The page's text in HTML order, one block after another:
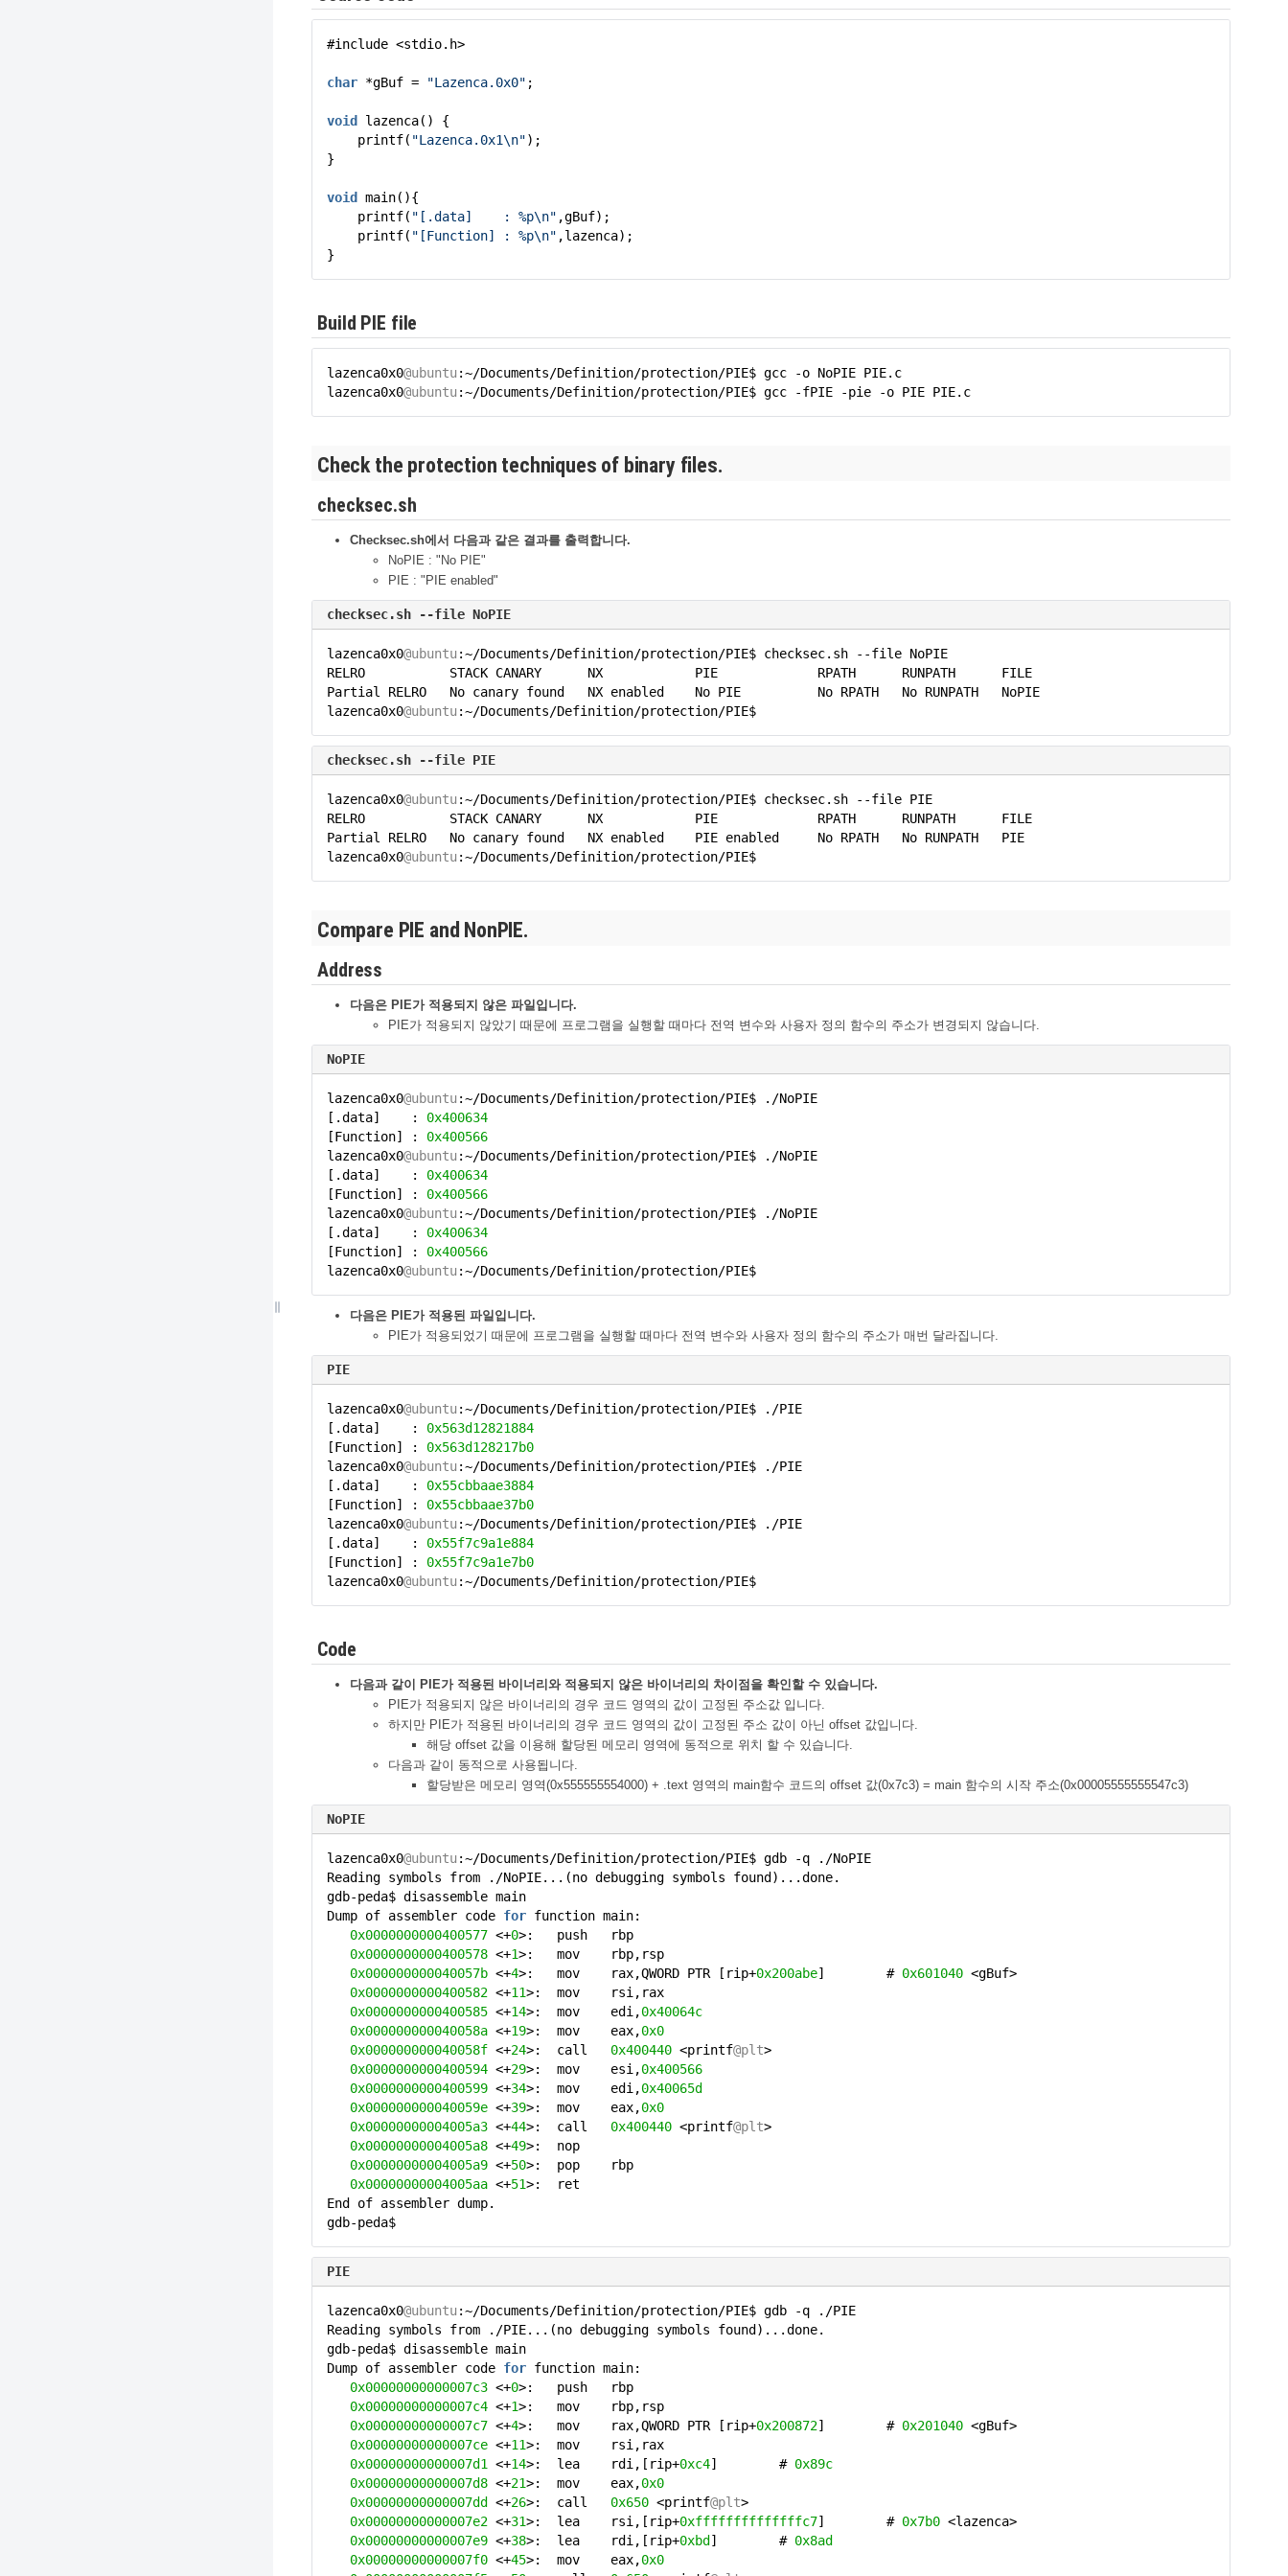
#include <stdio.h>
char *gBuf = "Lazenca.0x0" ;
void
lazenca() {
printf( "Lazenca.0x1\n");
}
void
main(){
printf( "[.data] : %p\n" ,gBuf);
printf( "[Function] : %p\n" ,lazenca);
}
Build PIE file
lazenca0x0@ubuntu:~/Documents/Definition/protection/PIE$ gcc -o NoPIE PIE.c
lazenca0x0@ubuntu:~/Documents/Definition/protection/PIE$ gcc -fPIE -pie -o PIE PIE.c
Check the protection techniques of binary files.
checksec.sh
Checksec.sh에서 다음과 같은 결과를 출력합니다.
NoPIE : "No PIE"
PIE : "PIE enabled"
checksec.sh --file NoPIE
lazenca0x0@ubuntu:~/Documents/Definition/protection/PIE$ checksec.sh --file NoPIE
RELRO STACK CANARY NX PIE RPATH RUNPATH FILE
Partial RELRO No canary found NX enabled No PIE No RPATH No RUNPATH NoPIE
lazenca0x0@ubuntu:~/Documents/Definition/protection/PIE$
checksec.sh --file PIE
lazenca0x0@ubuntu:~/Documents/Definition/protection/PIE$ checksec.sh --file PIE
RELRO STACK CANARY NX PIE RPATH RUNPATH FILE
Partial RELRO No canary found NX enabled PIE enabled No RPATH No RUNPATH PIE
lazenca0x0@ubuntu:~/Documents/Definition/protection/PIE$
Compare PIE and NonPIE.
Address
다음은 PIE가 적용되지 않은 파일입니다.
PIE가 적용되지 않았기 때문에 프로그램을 실행할 때마다 전역 변수와 사용자 정의 함수의 주소가 변경되지 않습니다.
NoPIE
lazenca0x0@ubuntu:~/Documents/Definition/protection/PIE$ ./NoPIE
[.data] : 0x400634
[Function] : 0x400566
lazenca0x0@ubuntu:~/Documents/Definition/protection/PIE$ ./NoPIE
[.data] : 0x400634
[Function] : 0x400566
lazenca0x0@ubuntu:~/Documents/Definition/protection/PIE$ ./NoPIE
[.data] : 0x400634
[Function] : 0x400566
lazenca0x0@ubuntu:~/Documents/Definition/protection/PIE$
다음은 PIE가 적용된 파일입니다.
PIE가 적용되었기 때문에 프로그램을 실행할 때마다 전역 변수와 사용자 정의 함수의 주소가 매번 달라집니다.
PIE
lazenca0x0@ubuntu:~/Documents/Definition/protection/PIE$ ./PIE
[.data] : 0x563d12821884
[Function] : 0x563d128217b0
lazenca0x0@ubuntu:~/Documents/Definition/protection/PIE$ ./PIE
[.data] : 0x55cbbaae3884
[Function] : 0x55cbbaae37b0
lazenca0x0@ubuntu:~/Documents/Definition/protection/PIE$ ./PIE
[.data] : 0x55f7c9a1e884
[Function] : 0x55f7c9a1e7b0
lazenca0x0@ubuntu:~/Documents/Definition/protection/PIE$
Code
다음과 같이 PIE가 적용된 바이너리와 적용되지 않은 바이너리의 차이점을 확인할 수 있습니다.
PIE가 적용되지 않은 바이너리의 경우 코드 영역의 값이 고정된 주소값 입니다.
하지만 PIE가 적용된 바이너리의 경우 코드 영역의 값이 고정된 주소 값이 아닌 offset 값입니다.
해당 offset 값을 이용해 할당된 메모리 영역에 동적으로 위치 할 수 있습니다.
다음과 같이 동적으로 사용됩니다.
할당받은 메모리 영역(0x555555554000) + .text 영역의 main함수 코드의 offset 값(0x7c3) = main 함수의 시작 주소(0x00005555555547c3)
NoPIE
lazenca0x0@ubuntu:~/Documents/Definition/protection/PIE$ gdb -q ./NoPIE
Reading symbols from ./NoPIE...(no debugging symbols found)...done.
gdb-peda$ disassemble main
Dump of assembler code for function main:
0x0000000000400577 <+0>: push rbp
0x0000000000400578 <+1>: mov rbp,rsp
0x000000000040057b <+4>: mov rax,QWORD PTR [rip+0x200abe] # 0x601040 <gBuf>
0x0000000000400582 <+11>: mov rsi,rax
0x0000000000400585 <+14>: mov edi,0x40064c
0x000000000040058a <+19>: mov eax,0x0
0x000000000040058f <+24>: call 0x400440 <printf@plt>
0x0000000000400594 <+29>: mov esi,0x400566
0x0000000000400599 <+34>: mov edi,0x40065d
0x000000000040059e <+39>: mov eax,0x0
0x00000000004005a3 <+44>: call 0x400440 <printf@plt>
0x00000000004005a8 <+49>: nop
0x00000000004005a9 <+50>: pop rbp
0x00000000004005aa <+51>: ret
End of assembler dump.
gdb-peda$
PIE
lazenca0x0@ubuntu:~/Documents/Definition/protection/PIE$ gdb -q ./PIE
Reading symbols from ./PIE...(no debugging symbols found)...done.
gdb-peda$ disassemble main
Dump of assembler code for function main:
0x00000000000007c3 <+0>: push rbp
0x00000000000007c4 <+1>: mov rbp,rsp
0x00000000000007c7 <+4>: mov rax,QWORD PTR [rip+0x200872] # 0x201040 <gBuf>
0x00000000000007ce <+11>: mov rsi,rax
0x00000000000007d1
<+14>: lea rdi,[rip+0xc4] # 0x89c
0x00000000000007d8 <+21>: mov eax,0x0
0x00000000000007dd
<+26>: call 0x650 <printf@plt>
0x00000000000007e2 <+31>: lea rsi,[rip+0xffffffffffffffc7] # 0x7b0 <lazenca>
0x00000000000007e9 <+38>: lea rdi,[rip+0xbd ] # 0x8ad
0x00000000000007f0 <+45>: mov eax,0x0